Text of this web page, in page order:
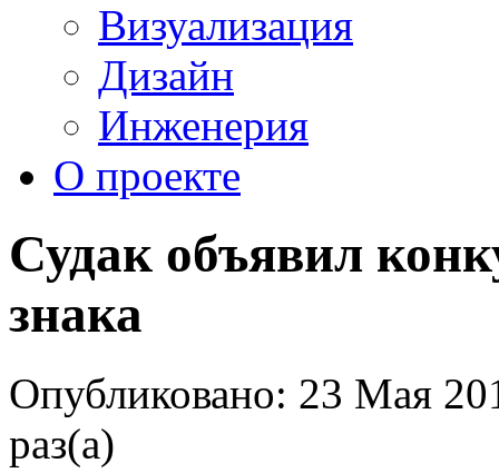
Визуализация
Дизайн
Инженерия
О проекте
Судак объявил
знака
Опубликовано: 23 Мая
раз(а)